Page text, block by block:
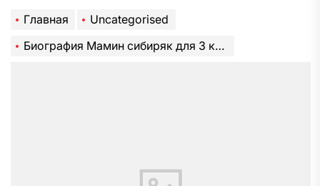
Главная
Uncategorised
Биография Мамин сибиряк для 3 класса — ключевые события, достижения, история жизни